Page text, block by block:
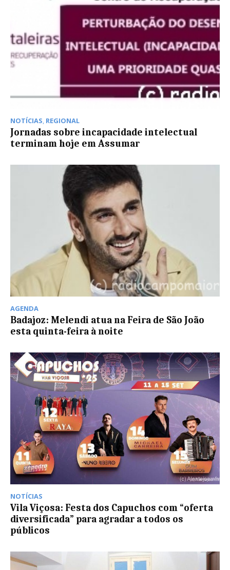
NOTÍCIAS, REGIONAL
Jornadas sobre incapacidade intelectual
terminam hoje em Assumar
AGENDA
Badajoz: Melendi atua na Feira de São João
esta quinta-feira à noite
NOTÍCIAS
Vila Viçosa: Festa dos Capuchos com “oferta
diversificada” para agradar a todos os
públicos